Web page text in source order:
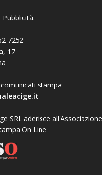
Pubblicità:
7252
17
comunicati stampa:
SRL aderisce all'Associazione
On Line